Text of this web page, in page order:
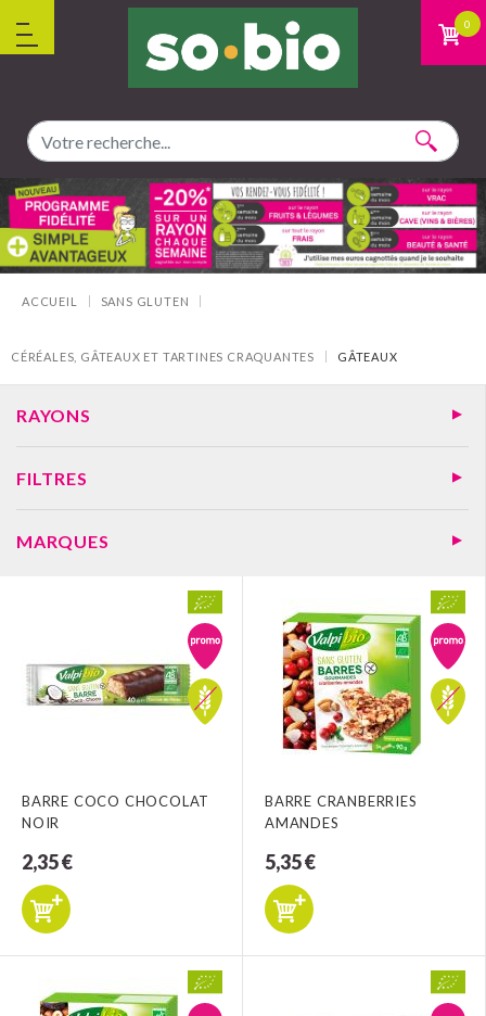
Aller au contenu
0
ACCUEIL SANS GLUTEN
CÉRÉALES, GÂTEAUX ET TARTINES CRAQUANTES GÂTEAUX
RAYONS
FILTRES
MARQUES
BARRE COCO CHOCOLAT
NOIR
2,35 €
BARRE CRANBERRIES
AMANDES
5,35 €